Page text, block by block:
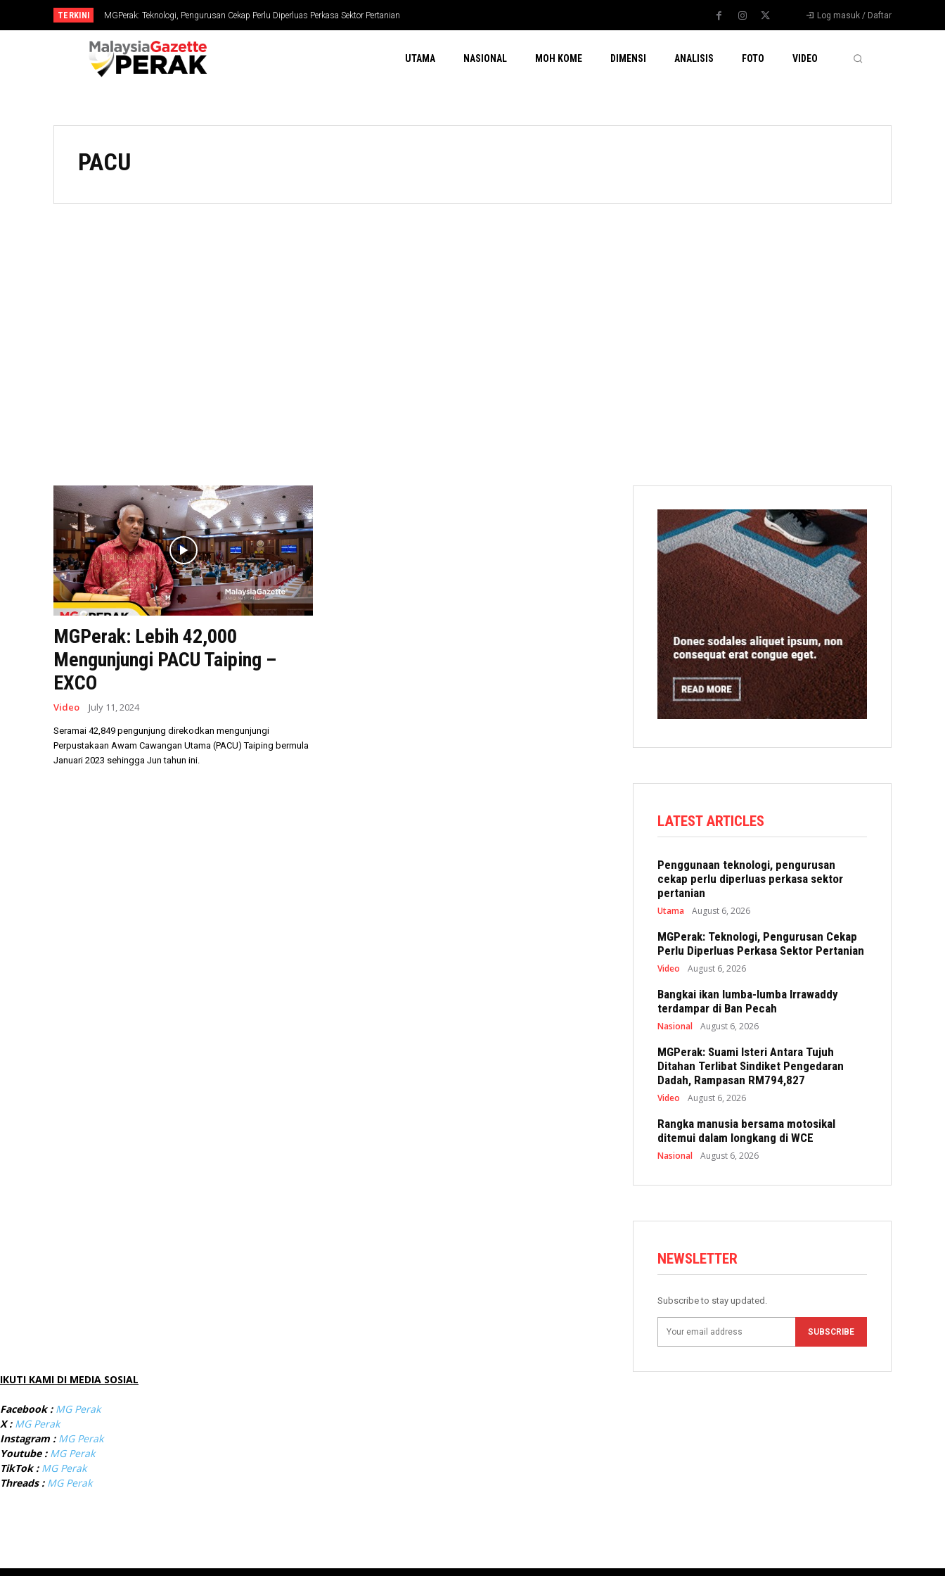
TERKINI MGPerak: Teknologi, Pengurusan Cekap Perlu Diperluas Perkasa Sektor Pertanian Log masuk / Daftar
UTAMA NASIONAL MOH KOME DIMENSI ANALISIS FOTO VIDEO
PACU
MGPerak: Lebih 42,000
Mengunjungi PACU Taiping –
EXCO
Video July 11, 2024
Seramai 42,849 pengunjung direkodkan mengunjungi
Perpustakaan Awam Cawangan Utama (PACU) Taiping bermula
Januari 2023 sehingga Jun tahun ini.
LATEST ARTICLES
Penggunaan teknologi, pengurusan
cekap perlu diperluas perkasa sektor
pertanian
Utama August 6, 2026
MGPerak: Teknologi, Pengurusan Cekap
Perlu Diperluas Perkasa Sektor Pertanian
Video August 6, 2026
Bangkai ikan lumba-lumba Irrawaddy
terdampar di Ban Pecah
Nasional August 6, 2026
MGPerak: Suami Isteri Antara Tujuh
Ditahan Terlibat Sindiket Pengedaran
Dadah, Rampasan RM794,827
Video August 6, 2026
Rangka manusia bersama motosikal
ditemui dalam longkang di WCE
Nasional August 6, 2026
NEWSLETTER
Subscribe to stay updated.
SUBSCRIBE
IKUTI KAMI DI MEDIA SOSIAL
Facebook : MG Perak
X : MG Perak
Instagram : MG Perak
Youtube : MG Perak
TikTok : MG Perak
Threads : MG Perak